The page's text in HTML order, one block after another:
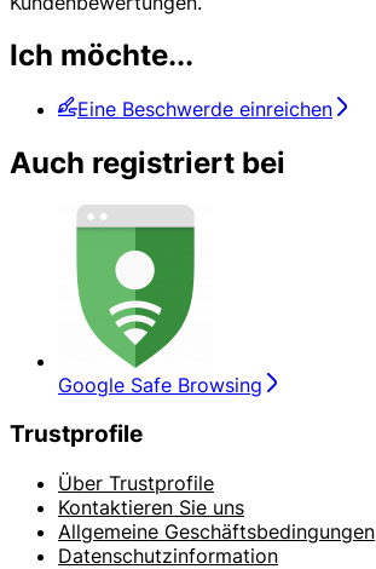
Ich möchte...
Eine Beschwerde einreichen
Auch registriert bei
Google Safe Browsing
Trustprofile
Über Trustprofile
Kontaktieren Sie uns
Allgemeine Geschäftsbedingungen
Datenschutzinformation